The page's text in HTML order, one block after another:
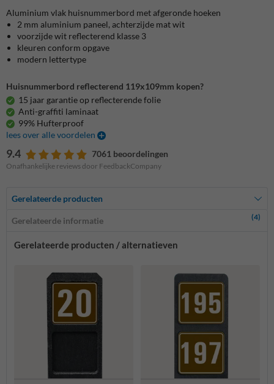
Aluminium vlak huisnummerbord met afgeronde hoeken
2 mm aluminium paneel, achterzijde mat wit
voorzijde wit reflecterend klasse 3
kleuren conform opgave
modern lettertype
Huisnummerbord reflecterend 119x109mm kopen?
15 jaar garantie op reflecterende folie
Anti-graffiti laminaat
99% Hufterproof
lees over alle voordelen
9.4 7061 beoordelingen
Onafhankelijke reviews door FeedbackCompany
Gerelateerde producten
Gerelateerde informatie (4)
Gerelateerde producten / alternatieven